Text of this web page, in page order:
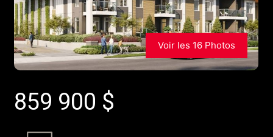
Voir les 16 Photos
859 900 $